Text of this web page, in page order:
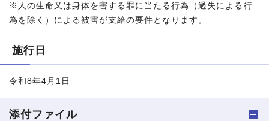
※人の生命又は身体を害する罪に当たる行為（過失による行
為を除く）による被害が支給の要件となります。
施行日
令和8年4月1日
添付ファイル